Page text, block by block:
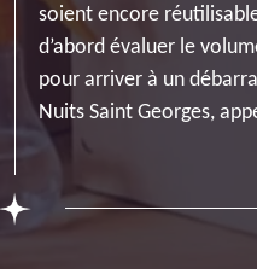
soient encore
d’abord évaluer le
pour arriver à un
Nuits Saint Georges,